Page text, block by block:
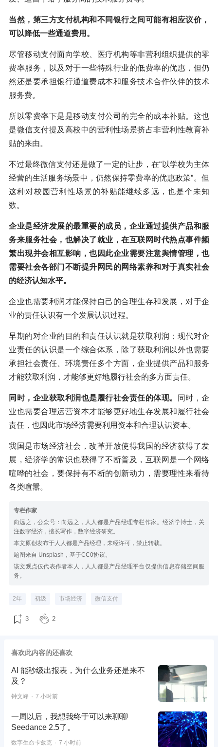
当然，第三方支付机构和不同银行之间可能有相应议价，
可以降低一些通道费用。
尽管移动支付面向学校、医疗机构等非营利组织提供的零
费率服务，以及对于一些特殊行业的低费率的优惠，但仍
然还是要承担银行通道费成本和服务技术合作伙伴的技术
服务费。
所以零费率下是是移动支付公司的完全的成本补贴。这也
是微信支付提及高校中的营利性场景挤占非营利性教育补
贴的来由。
不过最终微信支付还是做了一定的让步，在“以学校为主体
经营的生活服务场景中，仍然保持零费率的优惠政策”。但
这种对校园营利性场景的补贴能继续多远，也是个未知
数。
企业是经济发展的最重要的成员，企业通过提供产品和服
务来服务社会，也解决了就业，在互联网时代热点事件频
繁出现并会相互影响，也因此企业需要注意舆情管理，也
需要社会各部门不断提升网民的网络素养和对于真实社会
的经济认知水平。
企业也需要利润才能保持自己的合理生存和发展，对于企
业的责任认识有一个发展认识过程。
早期的对企业的目的和责任认识就是获取利润；现代对企
业责任的认识是一个综合体系，除了获取利润以外也需要
承担社会责任、环境责任多个方面，企业提供产品和服务
才能获取利润，才能够更好地履行社会的多方面责任。
同时，企业获取利润也是履行社会责任的体现。
同时，企
业也需要合理运营资本才能够更好地生存发展和履行社会
责任，也因此市场经济需要利用资本和合理认识资本。
我国是市场经济社会，改革开放使得我国的经济获得了发
展，经济学的常识也获得了不断普及，互联网是一个网络
喧哗的社会，要保持有不断的创新动力，需要理性来看待
各类喧嚣。
专栏作家
向远之，公众号：向远之，人人都是产品经理专栏作家。经济学博士，关
注数字经济，擅长写作，数字经济研究。
本文原创发布于人人都是产品经理，未经许可，禁止转载。
题图来自 Unsplash，基于CC0协议。
该文观点仅代表作者本人，人人都是产品经理平台仅提供信息存储空间服
务。
2年 初级 市场经济 微信支付
3 2
喜欢此内容的还喜欢
AI 能秒级出报表，为什么业务还是来不
及？
钟文峰 7 小时前
一周以后，我想我终于可以来聊聊
Seedance 2.5了。
数字生命卡兹克 7 小时前